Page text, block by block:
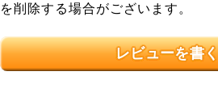
を削除する場合がございます。
レビューを書